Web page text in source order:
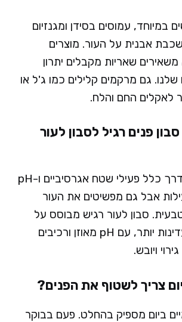
במיוחד, עמוסים בסידן ומגנזיום
אבנית על העור. מוצרים
שאריות מקבלים יתרון
גם מרקמים קלילים כמו ג'ל או
לאקלים החם והלח.
פנים רגיל לסבון לעור
סבון רגיל מכיל בדרך כלל פעילי שטח אגרסיביים ו-pH
אבל גם מפשיטים את העור
סבון לעור רגיש מבוסס על
טכנולוגיות ניקוי עדינות יותר, עם pH מאוזן ורכיבים
ויובש.
צריך לשטוף את הפנים?
ביום מספיק בהחלט. פעם בבוקר